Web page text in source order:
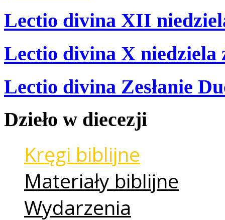
Lectio divina XII
Lectio divina X niedziela
Lectio divina Zesłanie
Dzieło w diecezji
Kręgi biblijne
Materiały biblijne
Wydarzenia